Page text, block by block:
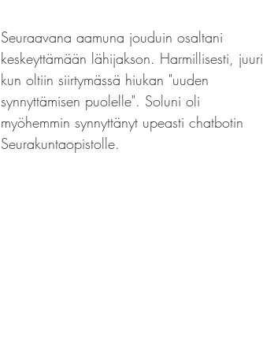
Seuraavana aamuna jouduin osaltani
keskeyttämään lähijakson. Harmillisesti, juuri
kun oltiin siirtymässä hiukan "uuden
synnyttämisen puolelle". Soluni oli
myöhemmin synnyttänyt upeasti chatbotin
Seurakuntaopistolle.